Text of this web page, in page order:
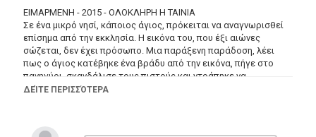
ΕΙΜΑΡΜΕΝΗ - 2015 - ΟΛΟΚΛΗΡΗ Η ΤΑΙΝΙΑ
Σε ένα μικρό νησί, κάποιος άγιος, πρόκειται να αναγνωρισθεί
επίσημα από την εκκλησία. Η εικόνα του, που έξι αιώνες
σώζεται, δεν έχει πρόσωπο. Μια παράξενη παράδοση, λέει
πως ο άγιος κατέβηκε ένα βράδυ από την εικόνα, πήγε στο
πανηγύρι, σκανδάλισε τους πιστούς και ντράπηκε να
επιστρέψει. Ένας συγγραφέας, βιώνοντας ένα καταστροφικό
αγιογραφήσει, μα με την έκλυτη ζωή που έκανε, έγινε αιτία να
ΔΕΊΤΕ ΠΕΡΙΣΣΌΤΕΡΑ